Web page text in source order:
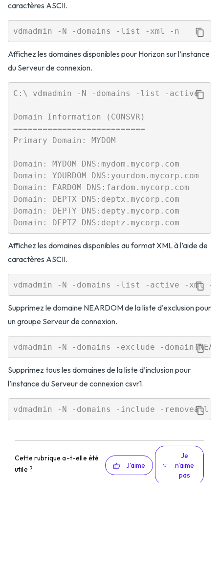
caractères ASCII.
Affichez les domaines disponibles pour Horizon sur l’instance
du Serveur de connexion.
C:\ vdmadmin -N -domains -list -active
Domain Information (CONSVR)
===========================
Primary Domain: MYDOM
Domain: MYDOM DNS:mydom.mycorp.com
Domain: YOURDOM DNS:yourdom.mycorp.com
Domain: FARDOM DNS:fardom.mycorp.com
Domain: DEPTX DNS:deptx.mycorp.com
Domain: DEPTY DNS:depty.mycorp.com
Affichez les domaines disponibles au format XML à l’aide de
caractères ASCII.
Supprimez le domaine NEARDOM de la liste d’exclusion pour
un groupe Serveur de connexion.
Supprimez tous les domaines de la liste d’inclusion pour
l’instance du Serveur de connexion csvr1.
Cette rubrique a-t-elle été
utile ?
J'aime
Je
n'aime
pas